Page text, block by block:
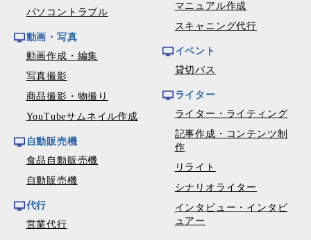
パソコントラブル
動画・写真
動画作成・編集
写真撮影
商品撮影・物撮り
YouTubeサムネイル作成
自動販売機
食品自動販売機
自動販売機
代行
営業代行
マニュアル作成
スキャニング代行
イベント
貸切バス
ライター
ライター・ライティング
記事作成・コンテンツ制
作
リライト
シナリオライター
インタビュー・インタビ
ュアー